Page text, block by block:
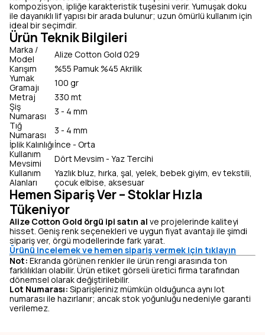
kompozisyon, ipliğe karakteristik tuşesini verir. Yumuşak doku
ile dayanıklı lif yapısı bir arada bulunur; uzun ömürlü kullanım için
ideal bir seçimdir.
Ürün Teknik Bilgileri
Marka /
Model
Alize Cotton Gold 029
Karışım
%55 Pamuk %45 Akrilik
Yumak
Gramajı
100 gr
Metraj
330 mt
Şiş
Numarası
3 - 4 mm
Tığ
Numarası
3 - 4 mm
İplik Kalınlığıİnce - Orta
Kullanım
Mevsimi
Dört Mevsim - Yaz Tercihi
Kullanım
Alanları
Yazlık bluz, hırka, şal, yelek, bebek giyim, ev tekstili,
çocuk elbise, aksesuar
Hemen Sipariş Ver – Stoklar Hızla
Tükeniyor
Alize Cotton Gold örgü ipi satın al ve projelerinde kaliteyi
hisset. Geniş renk seçenekleri ve uygun fiyat avantajı ile şimdi
sipariş ver, örgü modellerinde fark yarat.
Ürünü incelemek ve hemen sipariş vermek için tıklayın
Not: Ekranda görünen renkler ile ürün rengi arasında ton
farklılıkları olabilir. Ürün etiket görseli üretici firma tarafından
dönemsel olarak değiştirilebilir.
Lot Numarası: Siparişleriniz mümkün olduğunca aynı lot
numarası ile hazırlanır; ancak stok yoğunluğu nedeniyle garanti
verilemez.